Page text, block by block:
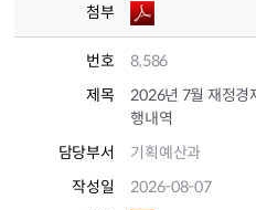
첨부
번호
8,586
제목
2026년 7월 재정경
행내역
담당부서
기획예산과
작성일
2026-08-07